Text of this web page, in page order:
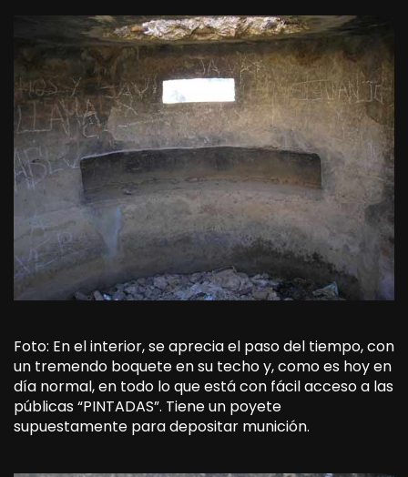
Foto: En el interior, se aprecia el paso del tiempo, con
un tremendo boquete en su techo y, como es hoy en
día normal, en todo lo que está con fácil acceso a las
públicas “PINTADAS”. Tiene un poyete
supuestamente para depositar munición.